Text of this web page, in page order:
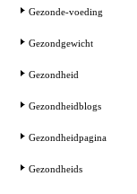
Gezonde-voeding
Gezondgewicht
Gezondheid
Gezondheidblogs
Gezondheidpagina
Gezondheids